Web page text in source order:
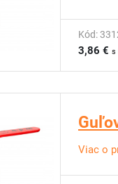
Kód:
3,86 € s
Viac o